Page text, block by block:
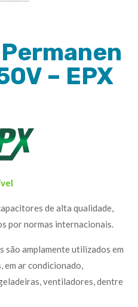
– EPX
de alta qualidade,
por normas internacionais.
são amplamente utilizados em
ar condicionado,
ventiladores, dentre